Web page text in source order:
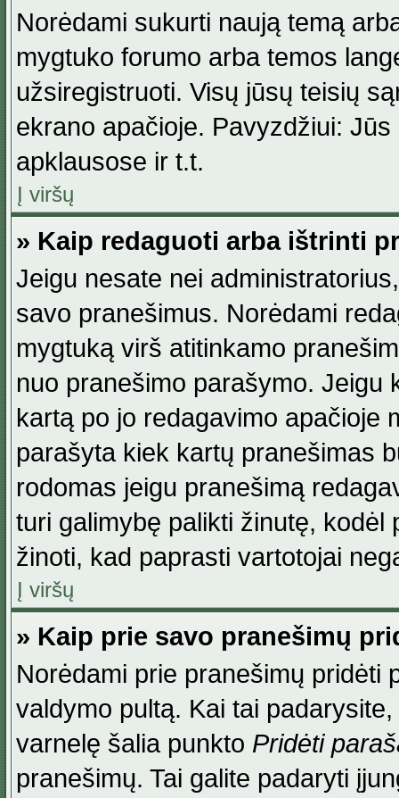
Norėdami sukurti naują temą
mygtuko forumo arba temos
užsiregistruoti. Visų jūsų teisių
ekrano apačioje. Pavyzdžiui:
apklausose ir t.t.
Į viršų
» Kaip redaguoti arba ištrinti
Jeigu nesate nei
savo pranešimus. Norėdami
mygtuką virš atitinkamo
nuo pranešimo parašymo. Jeigu
kartą po jo redagavimo apačioje
parašyta kiek kartų pranešimas
rodomas jeigu pranešimą
turi galimybę palikti žinutę, kodėl
žinoti, kad paprasti vartotojai
Į viršų
» Kaip prie savo pranešimų
Norėdami prie pranešimų pridėti
valdymo pultą. Kai tai
varnelę šalia punkto Pridėti
pranešimų. Tai galite padaryti